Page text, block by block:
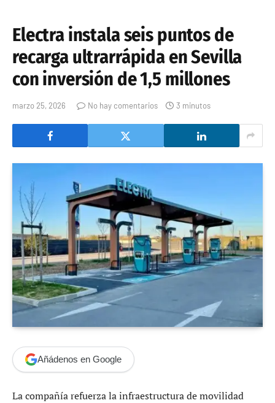
Electra instala seis puntos de
recarga ultrarrápida en Sevilla
con inversión de 1,5 millones
marzo 25, 2026 No hay comentarios 3 minutos
Añádenos en Google
La compañía refuerza la infraestructura de movilidad